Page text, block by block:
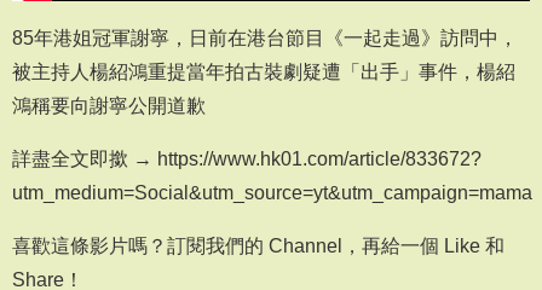
85年港姐冠軍謝寧，日前在港台節目《一起走過》訪問中，
被主持人楊紹鴻重提當年拍古裝劇疑遭「出手」事件，楊紹
鴻稱要向謝寧公開道歉
詳盡全文即撳 → https://www.hk01.com/article/833672?
utm_medium=Social&utm_source=yt&utm_campaign=mama
喜歡這條影片嗎？訂閱我們的 Channel，再給一個 Like 和
Share！